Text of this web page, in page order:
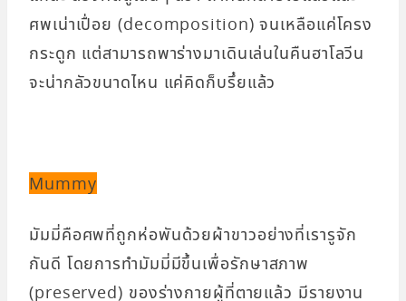
ศพเน่าเปื่อย (decomposition) จนเหลือแค่โครง
กระดูก แต่สามารถพาร่างมาเดินเล่นในคืนฮาโลวีน
จะน่ากลัวขนาดไหน แค่คิดก็บรึ๋ยแล้ว
Mummy
มัมมี่คือศพที่ถูกห่อพันด้วยผ้าขาวอย่างที่เรารูจัก
กันดี โดยการทำมัมมี่มีขึ้นเพื่อรักษาสภาพ
(preserved) ของร่างกายผู้ที่ตายแล้ว มีรายงาน